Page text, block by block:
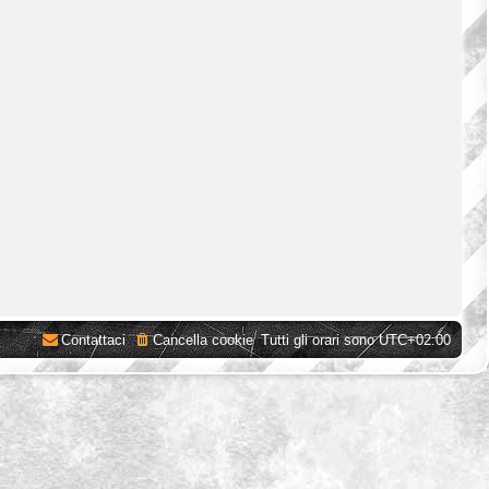
Tutti gli orari sonoUTC+02:00
Cancella cookie
Contattaci